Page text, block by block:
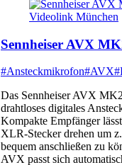
Sennheiser AVX
#Ansteckmikrofon#AVX
Das Sennheiser AVX
drahtloses digitales
Kompakte Empfänger
XLR-Stecker drehen um
bequem anschließen zu
AVX passt sich